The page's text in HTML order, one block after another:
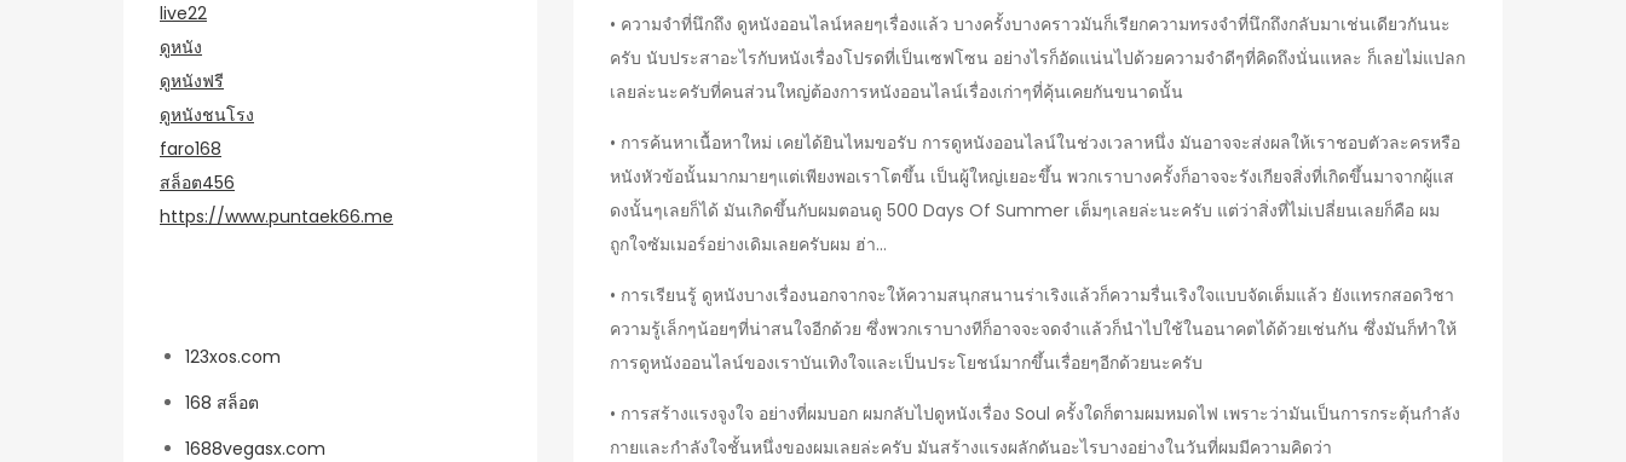
• ความจำที่นึกถึง ดูหนังออนไลน์หลยๆเรื่องแล้ว บางครั้งบางคราวมันก็เรียกความทรงจำที่นึกถึงกลับมาเช่นเดียวกันนะ
ครับ นับประสาอะไรกับหนังเรื่องโปรดที่เป็นเซฟโซน อย่างไรก็อัดแน่นไปด้วยความจำดีๆที่คิดถึงนั่นแหละ ก็เลยไม่แปลก
เลยล่ะนะครับที่คนส่วนใหญ่ต้องการหนังออนไลน์เรื่องเก่าๆที่คุ้นเคยกันขนาดนั้น
• การค้นหาเนื้อหาใหม่ เคยได้ยินไหมขอรับ การดูหนังออนไลน์ในช่วงเวลาหนึ่ง มันอาจจะส่งผลให้เราชอบตัวละครหรือ
หนังหัวข้อนั้นมากมายๆแต่เพียงพอเราโตขึ้น เป็นผู้ใหญ่เยอะขึ้น พวกเราบางครั้งก็อาจจะรังเกียจสิ่งที่เกิดขึ้นมาจากผู้แส
ดงนั้นๆเลยก็ได้ มันเกิดขึ้นกับผมตอนดู 500 Days Of Summer เต็มๆเลยล่ะนะครับ แต่ว่าสิ่งที่ไม่เปลี่ยนเลยก็คือ ผม
ถูกใจซัมเมอร์อย่างเดิมเลยครับผม ฮ่า…
• การเรียนรู้ ดูหนังบางเรื่องนอกจากจะให้ความสนุกสนานร่าเริงแล้วก็ความรื่นเริงใจแบบจัดเต็มแล้ว ยังแทรกสอดวิชา
ความรู้เล็กๆน้อยๆที่น่าสนใจอีกด้วย ซึ่งพวกเราบางทีก็อาจจะจดจำแล้วก็นำไปใช้ในอนาคตได้ด้วยเช่นกัน ซึ่งมันก็ทำให้
การดูหนังออนไลน์ของเราบันเทิงใจและเป็นประโยชน์มากขึ้นเรื่อยๆอีกด้วยนะครับ
• การสร้างแรงจูงใจ อย่างที่ผมบอก ผมกลับไปดูหนังเรื่อง Soul ครั้งใดก็ตามผมหมดไฟ เพราะว่ามันเป็นการกระตุ้นกำลัง
กายและกำลังใจชั้นหนึ่งของผมเลยล่ะครับ มันสร้างแรงผลักดันอะไรบางอย่างในวันที่ผมมีความคิดว่า
live22
ดูหนัง
ดูหนังฟรี
ดูหนังชนโรง
faro168
สล็อต456
https://www.puntaek66.me
123xos.com
168 สล็อต
1688vegasx.com